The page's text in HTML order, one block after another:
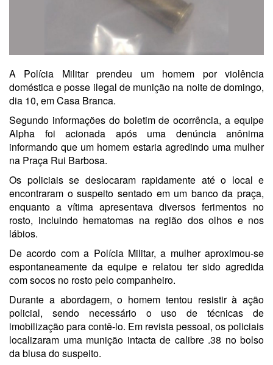
A Polícia Militar prendeu um homem por violência
doméstica e posse ilegal de munição na noite de domingo,
dia 10, em Casa Branca.
Segundo informações do boletim de ocorrência, a equipe
Alpha foi acionada após uma denúncia anônima
informando que um homem estaria agredindo uma mulher
na Praça Rui Barbosa.
Os policiais se deslocaram rapidamente até o local e
encontraram o suspeito sentado em um banco da praça,
enquanto a vítima apresentava diversos ferimentos no
rosto, incluindo hematomas na região dos olhos e nos
lábios.
De acordo com a Polícia Militar, a mulher aproximou-se
espontaneamente da equipe e relatou ter sido agredida
com socos no rosto pelo companheiro.
Durante a abordagem, o homem tentou resistir à ação
policial, sendo necessário o uso de técnicas de
imobilização para contê-lo. Em revista pessoal, os policiais
localizaram uma munição intacta de calibre .38 no bolso
da blusa do suspeito.